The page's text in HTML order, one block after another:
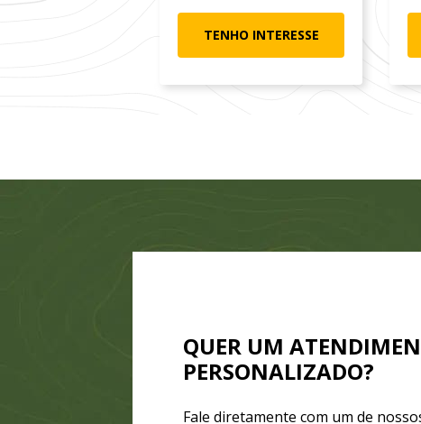
TENHO INTERESSE
QUER UM
PERSONALIZADO?
Fale diretamente com um de